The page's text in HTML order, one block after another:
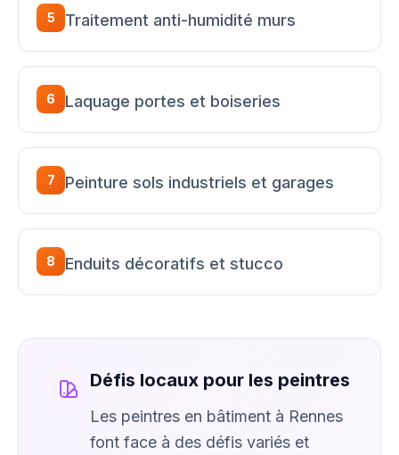
5 Traitement anti-humidité murs
6 Laquage portes et boiseries
7 Peinture sols industriels et garages
8 Enduits décoratifs et stucco
Défis locaux pour les peintres
Les peintres en bâtiment à Rennes
font face à des défis variés et